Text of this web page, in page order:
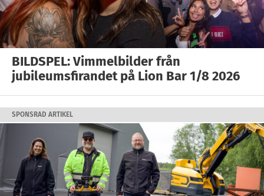
BILDSPEL: Vimmelbilder från
jubileumsfirandet på Lion Bar 1/8 2026
SPONSRAD ARTIKEL